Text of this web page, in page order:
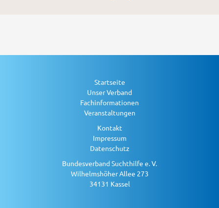
Startseite
Unser Verband
Fachinformationen
Veranstaltungen
Kontakt
Impressum
Datenschutz
Bundesverband Suchthilfe e. V.
Wilhelmshöher Allee 273
34131 Kassel